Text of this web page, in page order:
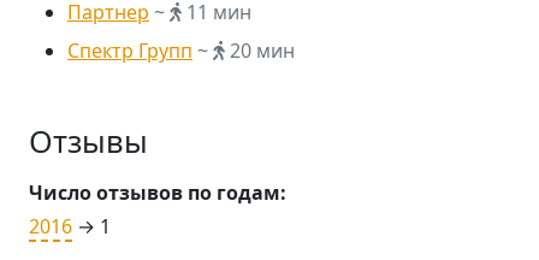
Партнер ~
11 мин
Спектр Групп ~ 20 мин
Отзывы
Число отзывов по годам:
2016 → 1